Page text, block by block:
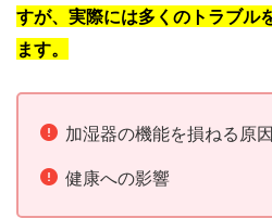
すが、実際には多くのトラブル
ます。
加湿器の機能を損ねる原因
健康への影響